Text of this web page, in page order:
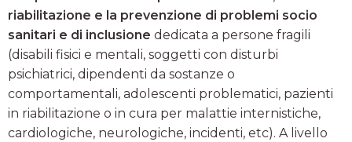
riabilitazione e la prevenzione di problemi socio
sanitari e di inclusione dedicata a persone fragili
(disabili fisici e mentali, soggetti con disturbi
psichiatrici, dipendenti da sostanze o
comportamentali, adolescenti problematici, pazienti
in riabilitazione o in cura per malattie internistiche,
cardiologiche, neurologiche, incidenti, etc). A livello